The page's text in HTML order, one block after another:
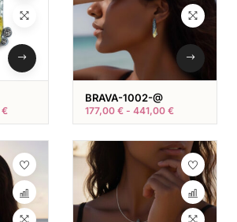
€
BRAVA-1002-@
177,00 € - 441,00 €